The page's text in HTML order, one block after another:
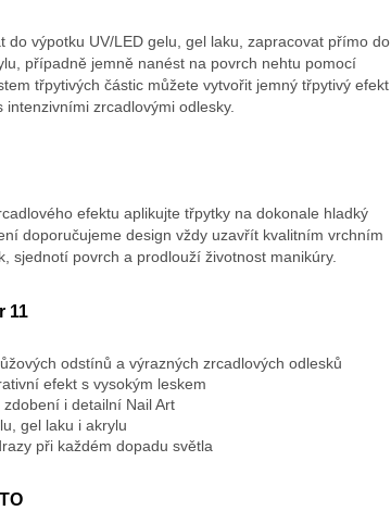
do výpotku UV/LED gelu, gel laku, zapracovat přímo do
případně jemně nanést na povrch nehtu pomocí
třpytivých částic můžete vytvořit jemný třpytivý efekt
zrcadlovými odlesky.
efektu aplikujte třpytky na dokonale hladký
doporučujeme design vždy uzavřít kvalitním vrchním
sjednotí povrch a prodlouží životnost manikúry.
11
odstínů a výrazných zrcadlových odlesků
efekt s vysokým leskem
i detailní Nail Art
gel laku i akrylu
při každém dopadu světla